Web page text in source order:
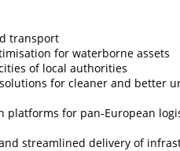
transport
for waterborne assets
of local authorities
for cleaner and better
platforms for pan-European
streamlined delivery of